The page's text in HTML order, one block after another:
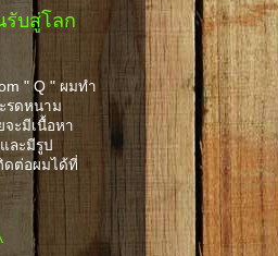
รับสู่โลก
" Q " ผมทำ
รดหนาม
จะมีเนื้อหา
ละมีรูป
ดต่อผมได้ที่